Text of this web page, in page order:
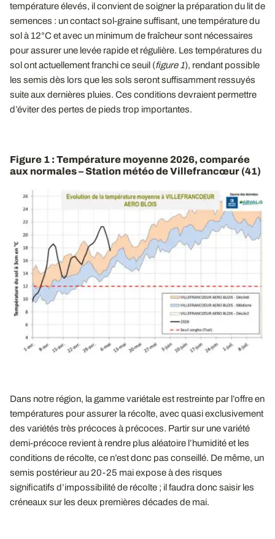
température élevés, il convient de soigner la préparation du lit de
semences : un contact sol-graine suffisant, une température du
sol à 12°C et avec un minimum de fraîcheur sont nécessaires
pour assurer une levée rapide et régulière. Les températures du
sol ont actuellement franchi ce seuil (figure 1), rendant possible
les semis dès lors que les sols seront suffisamment ressuyés
suite aux dernières pluies. Ces conditions devraient permettre
d’éviter des pertes de pieds trop importantes.
Figure 1 : Température moyenne 2026, comparée
aux normales – Station météo de Villefrancœur (41)
Dans notre région, la gamme variétale est restreinte par l’offre en
températures pour assurer la récolte, avec quasi exclusivement
des variétés très précoces à précoces. Partir sur une variété
demi-précoce revient à rendre plus aléatoire l’humidité et les
conditions de récolte, ce n’est donc pas conseillé. De même, un
semis postérieur au 20-25 mai expose à des risques
significatifs d’impossibilité de récolte ; il faudra donc saisir les
créneaux sur les deux premières décades de mai.